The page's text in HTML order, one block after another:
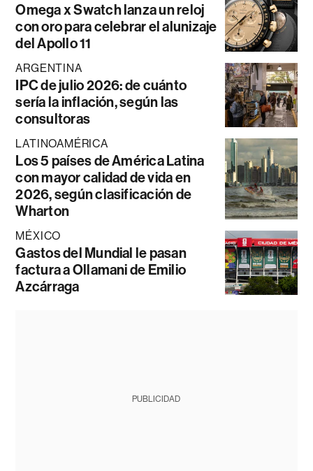
Omega x Swatch lanza un reloj
con oro para celebrar el alunizaje
del Apollo 11
ARGENTINA
IPC de julio 2026: de cuánto
sería la inflación, según las
consultoras
LATINOAMÉRICA
Los 5 países de América Latina
con mayor calidad de vida en
2026, según clasificación de
Wharton
MÉXICO
Gastos del Mundial le pasan
factura a Ollamani de Emilio
Azcárraga
PUBLICIDAD